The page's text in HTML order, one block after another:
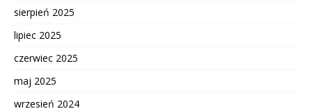
sierpień 2025
lipiec 2025
czerwiec 2025
maj 2025
wrzesień 2024